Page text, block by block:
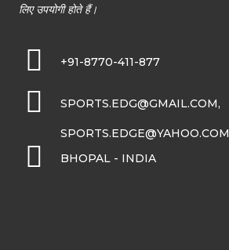
लिए उपयोगी होते हैं।
+91-8770-411-877
SPORTS.EDG@GMAIL.COM,
SPORTS.EDGE@YAHOO.COM
BHOPAL - INDIA